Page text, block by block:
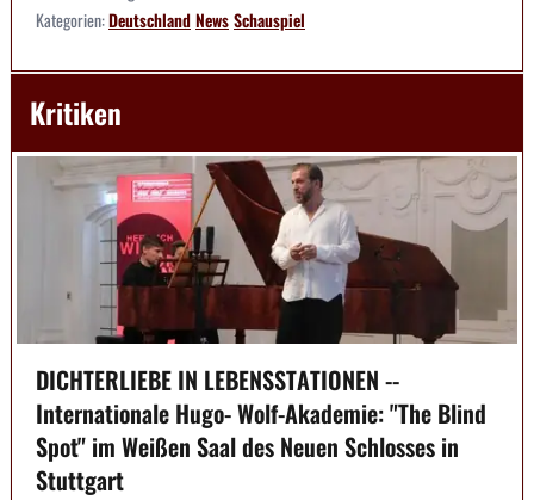
Kategorien:DeutschlandNewsSchauspiel
Kritiken
DICHTERLIEBE IN LEBENSSTATIONEN --
Internationale Hugo- Wolf-Akademie: "The Blind
Spot" im Weißen Saal des Neuen Schlosses in
Stuttgart